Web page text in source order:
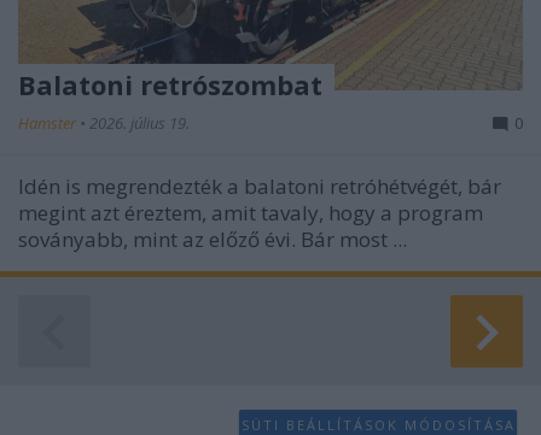
Balatoni retrószombat
Hamster • 2026. július 19. 0
Idén is megrendezték a balatoni retróhétvégét, bár
megint azt éreztem, amit tavaly, hogy a program
soványabb, mint az előző évi. Bár most ...
SÜTI BEÁLLÍTÁSOK MÓDOSÍTÁSA